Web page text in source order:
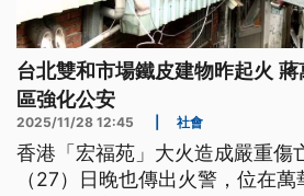
台北雙和市場鐵皮建物昨起火
區強化公安
2025/11/28 12:45 社會
香港「宏福苑」大火造成嚴重傷
（27）日晚也傳出火警，位在